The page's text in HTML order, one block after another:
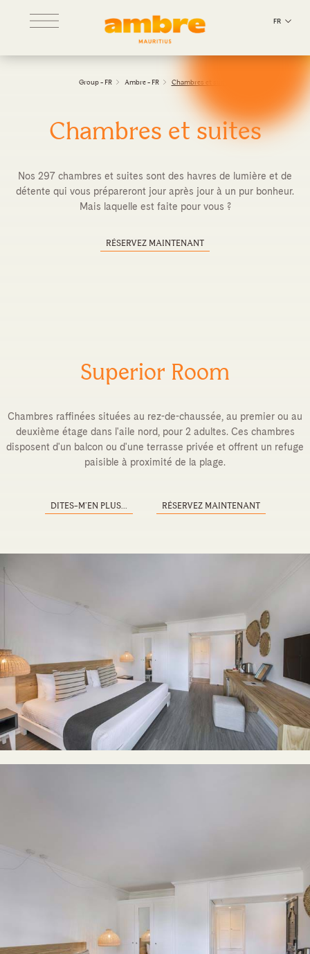
FR
Group - FR Ambre - FR Chambres et suites
Chambres et suites
Nos 297 chambres et suites sont des havres de lumière et de
détente qui vous prépareront jour après jour à un pur bonheur.
Mais laquelle est faite pour vous ?
RÉSERVEZ MAINTENANT
Superior Room
Chambres raffinées situées au rez-de-chaussée, au premier ou au
deuxième étage dans l'aile nord, pour 2 adultes. Ces chambres
disposent d'un balcon ou d'une terrasse privée et offrent un refuge
paisible à proximité de la plage.
DITES-M’EN PLUS... RÉSERVEZ MAINTENANT